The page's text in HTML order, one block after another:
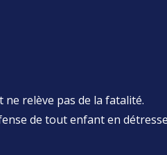
ne relève pas de la fatalité.
de tout enfant en détresse